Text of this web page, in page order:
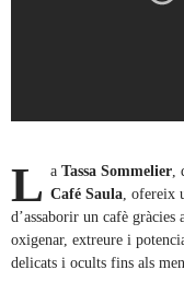
L a Tassa Sommelier
Café Saula , ofereix
d’assaborir un cafè gràcies
oxigenar, extreure i
delicats i ocults fins als